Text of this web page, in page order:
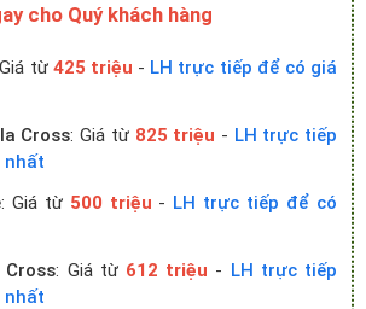
cho Quý khách hàng
từ 425 triệu - LH trực tiếp để có giá
Cross: Giá từ 825 triệu - LH trực tiếp
nhất
: Giá từ 500 triệu - LH trực tiếp để có
Cross: Giá từ 612 triệu - LH trực tiếp
nhất